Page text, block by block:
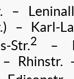
–
– Karl-
Str.2 –
–